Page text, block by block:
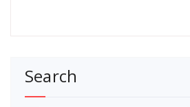
Search